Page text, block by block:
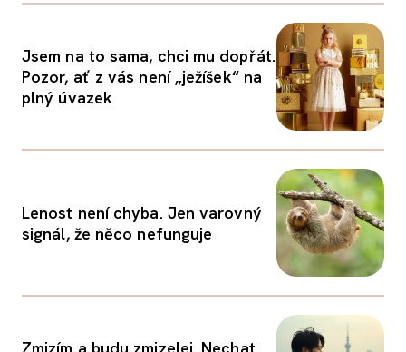
PORADNA
Jsem na to sama, chci mu dopřát.
Pozor, ať z vás není „ježíšek“ na
plný úvazek
Lenost není chyba. Jen varovný
signál, že něco nefunguje